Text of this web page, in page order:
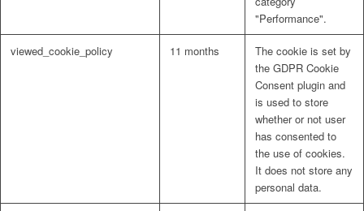
"Performance".
viewed_cookie_policy 11 months
The cookie is set by
the GDPR Cookie
Consent plugin and
is used to store
whether or not user
has consented to
the use of cookies.
It does not store any
personal data.